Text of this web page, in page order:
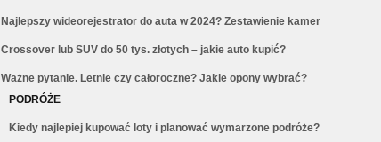
Najlepszy wideorejestrator do auta w 2024? Zestawienie kamer
Crossover lub SUV do 50 tys. złotych – jakie auto kupić?
Ważne pytanie. Letnie czy całoroczne? Jakie opony wybrać?
PODRÓŻE
Kiedy najlepiej kupować loty i planować wymarzone podróże?